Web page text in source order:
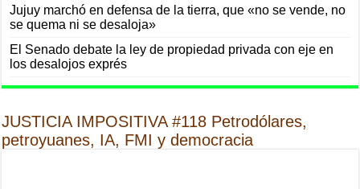
Jujuy marchó en defensa de la tierra, que «no se vende, no
se quema ni se desaloja»
El Senado debate la ley de propiedad privada con eje en
los desalojos exprés
JUSTICIA IMPOSITIVA #118 Petrodólares,
petroyuanes, IA, FMI y democracia